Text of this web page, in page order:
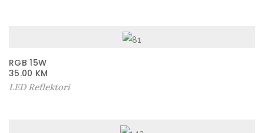
RGB 15W
35.00 KM
LED Reflektori